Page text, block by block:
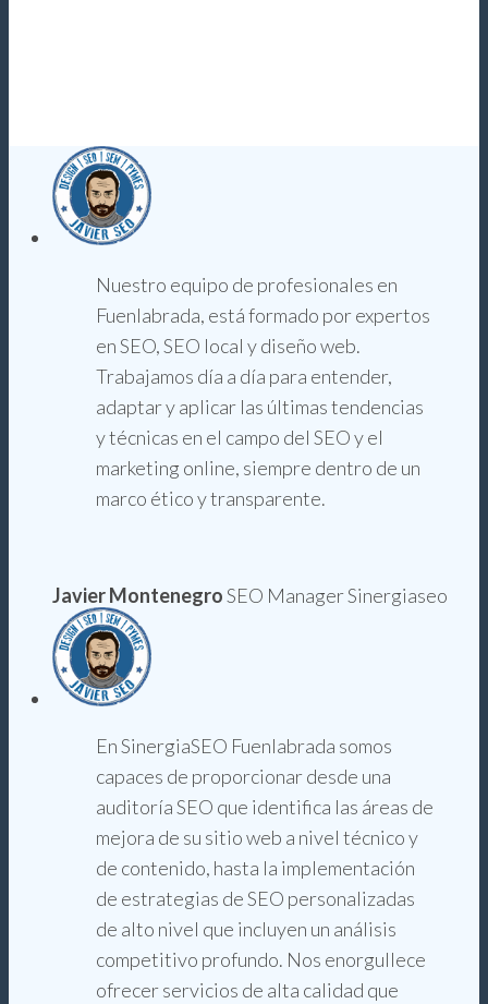
Nuestro equipo de profesionales en
Fuenlabrada, está formado por expertos
en SEO, SEO local y diseño web.
Trabajamos día a día para entender,
adaptar y aplicar las últimas tendencias
y técnicas en el campo del SEO y el
marketing online, siempre dentro de un
marco ético y transparente.
Javier MontenegroSEO Manager Sinergiaseo
En SinergiaSEO Fuenlabrada somos
capaces de proporcionar desde una
auditoría SEO que identifica las áreas de
mejora de su sitio web a nivel técnico y
de contenido, hasta la implementación
de estrategias de SEO personalizadas
de alto nivel que incluyen un análisis
competitivo profundo. Nos enorgullece
ofrecer servicios de alta calidad que